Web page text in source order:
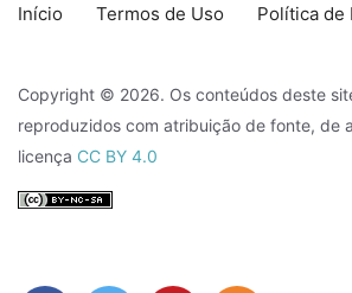
Início Termos de Uso Política de
Copyright © 2026. Os conteúdos deste
reproduzidos com atribuição de fonte, de
licença CC BY 4.0